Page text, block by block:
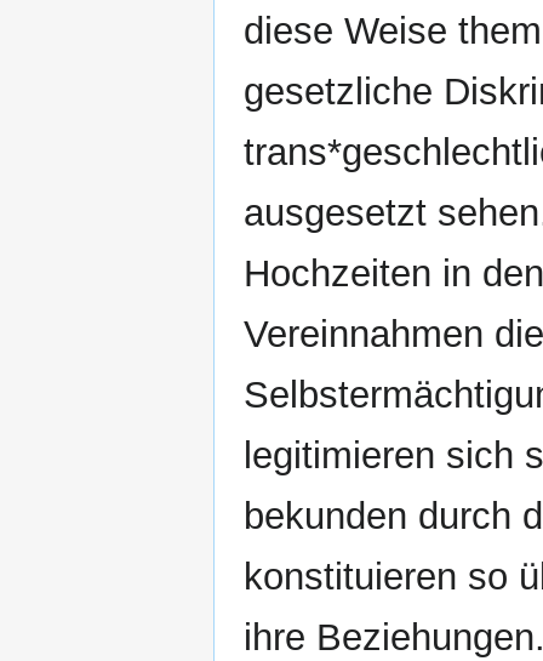
diese Weise
gesetzliche
ausgesetzt
Hochzeiten in
Vereinnahmen
legitimieren sich
bekunden durch
konstituieren so
ihre